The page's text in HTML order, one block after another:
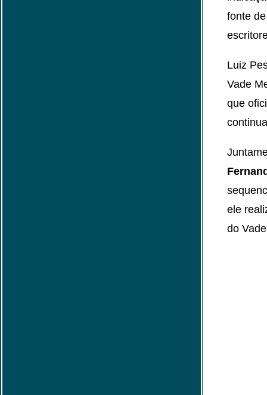
fonte
Luiz
Vade
que
ele
do